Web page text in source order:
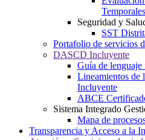
Temporales
Seguridad y
SST
Portafolio de servicios
DASCD Incluyente
Guía de lenguaje
Lineamientos de
Incluyente
ABCE
Sistema Integrado
Mapa de
Transparencia y Acceso a la